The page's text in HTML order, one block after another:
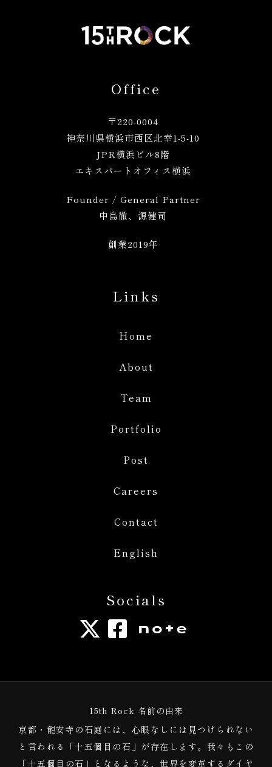
Office
〒220-0004
神奈川県横浜市西区北幸1-5-10
JPR横浜ビル8階
エキスパートオフィス横浜
Founder / General Partner
中島徹、源健司
創業2019年
Links
Home
About
Team
Portfolio
Post
Careers
Contact
English
Socials
15th Rock 名前の由来
京都・龍安寺の石庭には、心眼なしには見つけられない
と言われる「十五個目の石」が存在します。我々もこの
「十五個目の石」となるような、世界を変革するダイヤ